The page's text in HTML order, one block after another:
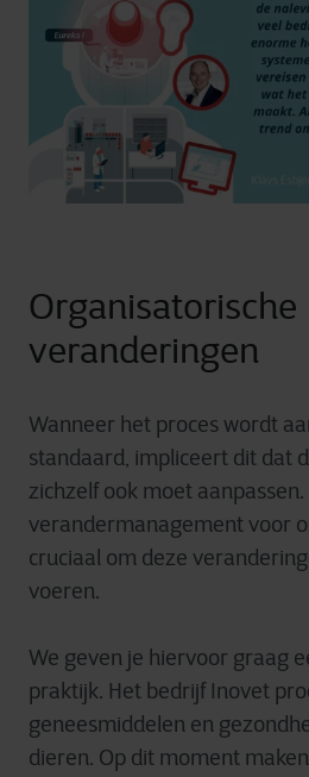
Organisatorische
veranderingen
Wanneer het proces wordt
standaard, impliceert dit dat
zichzelf ook moet
verandermanagement voor
cruciaal om deze
voeren.
We geven je hiervoor graag
praktijk. Het bedrijf Inovet
geneesmiddelen en
dieren. Op dit moment